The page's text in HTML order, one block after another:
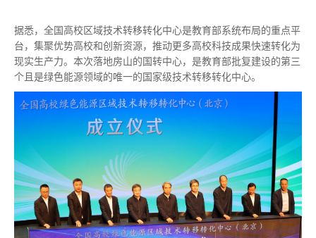
据悉，全国高校区域技术转移转化中心是教育部系统布局的重点平
台，集聚优势高校和创新资源，推动更多高校科技成果快速转化为
现实生产力。本次落地房山的国转中心，是教育部批复建设的第三
个且是绿色能源领域的唯一的国家级技术转移转化中心。